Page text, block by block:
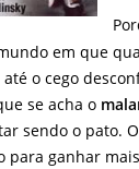
em que
o cego
se acha o
sendo o pato.
para ganhar